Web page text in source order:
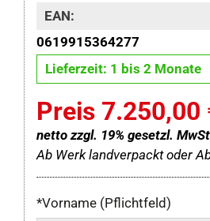
EAN:
0619915364277
Lieferzeit: 1 bis 2 Monate
Preis 7.250,00
netto zzgl. 19% gesetzl.
Ab Werk landverpackt oder
*Vorname (Pflichtfeld)